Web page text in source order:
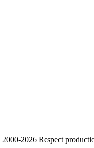
2026 Respect